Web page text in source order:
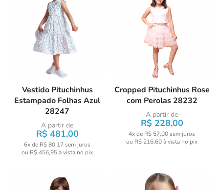
Vestido Pituchinhus
Estampado Folhas Azul
28247
A partir de
R$ 481,00
6x de R$ 80,17sem juros
ou R$ 456,95à vista no pix
Cropped Pituchinhus Rose
com Perolas 28232
A partir de
R$ 228,00
4x de R$ 57,00sem juros
ou R$ 216,60à vista no pix